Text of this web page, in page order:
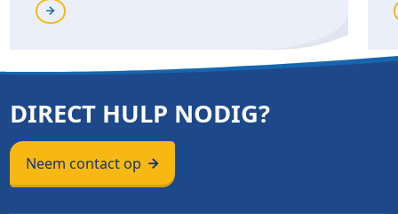
DIRECT HULP NODIG?
Neem contact op